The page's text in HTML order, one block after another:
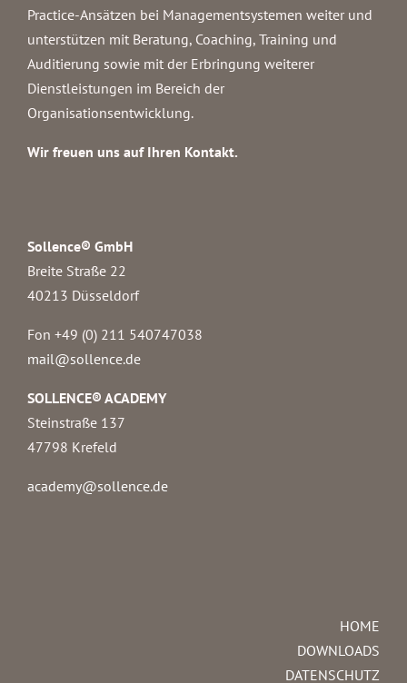
Practice-Ansätzen bei Managementsystemen weiter und
unterstützen mit Beratung, Coaching, Training und
Auditierung sowie mit der Erbringung weiterer
Dienstleistungen im Bereich der
Organisationsentwicklung.
Wir freuen uns auf Ihren Kontakt.
Sollence® GmbH
Breite Straße 22
40213 Düsseldorf
Fon +49 (0) 211 540747038‬
mail@sollence.de
SOLLENCE® ACADEMY
Steinstraße 137
47798 Krefeld
academy@sollence.de
HOME
DOWNLOADS
DATENSCHUTZ